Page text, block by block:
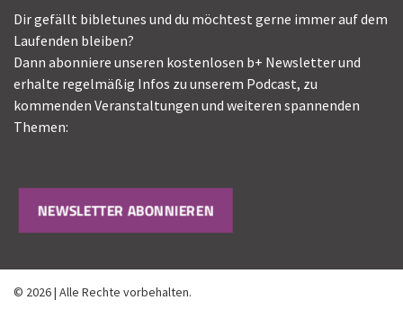
Dir gefällt bibletunes und du möchtest gerne immer auf dem
Laufenden bleiben?
Dann abonniere unseren kostenlosen b+ Newsletter und
erhalte regelmäßig Infos zu unserem Podcast, zu
kommenden Veranstaltungen und weiteren spannenden
Themen:
NEWSLETTER ABONNIEREN
© 2026 | Alle Rechte vorbehalten.